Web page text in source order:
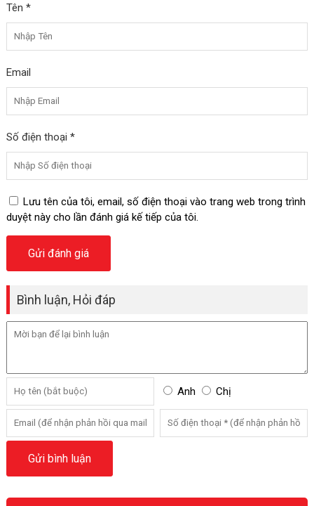
Tên *
Email
Số điện thoại *
Lưu tên của tôi, email, số điện thoại vào trang web trong trình
duyệt này cho lần đánh giá kế tiếp của tôi.
Bình luận, Hỏi đáp
Anh Chị